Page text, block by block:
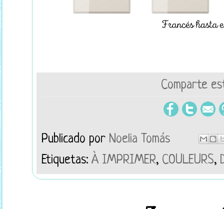
Comparte
Publicado por Noelia Tomás
Etiquetas: À IMPRIMER, COULEURS,